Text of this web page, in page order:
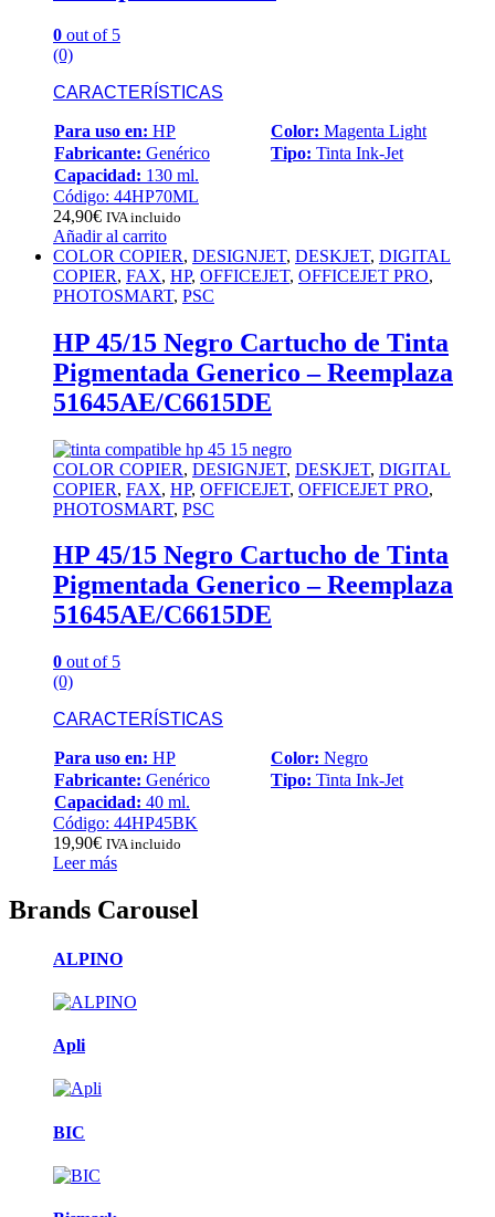
0 out of 5
(0)
CARACTERÍSTICAS
Para uso en: HP Color: Magenta Light
Fabricante: Genérico Tipo: Tinta Ink-Jet
Capacidad: 130 ml.
Código: 44HP70ML
24,90€ IVA incluido
Añadir al carrito
COLOR COPIER, DESIGNJET, DESKJET, DIGITAL
COPIER, FAX, HP, OFFICEJET, OFFICEJET PRO,
PHOTOSMART, PSC
HP 45/15 Negro Cartucho de Tinta
Pigmentada Generico – Reemplaza
51645AE/C6615DE
COLOR COPIER, DESIGNJET, DESKJET, DIGITAL
COPIER, FAX, HP, OFFICEJET, OFFICEJET PRO,
PHOTOSMART, PSC
HP 45/15 Negro Cartucho de Tinta
Pigmentada Generico – Reemplaza
51645AE/C6615DE
0 out of 5
(0)
CARACTERÍSTICAS
Para uso en: HP Color: Negro
Fabricante: Genérico Tipo: Tinta Ink-Jet
Capacidad: 40 ml.
Código: 44HP45BK
19,90€ IVA incluido
Leer más
Brands Carousel
ALPINO
Apli
BIC